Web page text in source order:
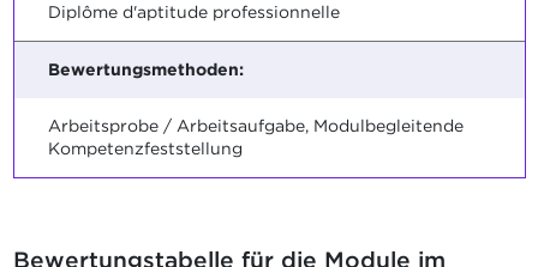
Diplôme d'aptitude professionnelle
Bewertungsmethoden:
Arbeitsprobe / Arbeitsaufgabe, Modulbegleitende
Kompetenzfeststellung
Bewertungstabelle für die Module im